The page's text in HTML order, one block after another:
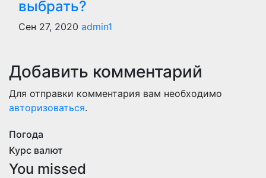
выбрать?
Сен 27, 2020 admin1
Добавить комментарий
Для отправки комментария вам необходимо
авторизоваться.
Погода
Курс валют
You missed